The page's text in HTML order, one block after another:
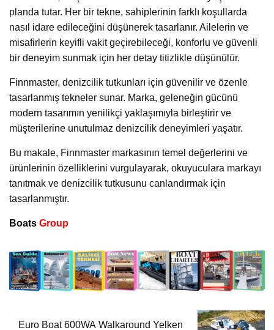
planda tutar. Her bir tekne, sahiplerinin farklı koşullarda
nasıl idare edileceğini düşünerek tasarlanır. Ailelerin ve
misafirlerin keyifli vakit geçirebileceği, konforlu ve güvenli
bir deneyim sunmak için her detay titizlikle düşünülür.
Finnmaster, denizcilik tutkunları için güvenilir ve özenle
tasarlanmış tekneler sunar. Marka, geleneğin gücünü
modern tasarımın yenilikçi yaklaşımıyla birleştirir ve
müşterilerine unutulmaz denizcilik deneyimleri yaşatır.
Bu makale, Finnmaster markasının temel değerlerini ve
ürünlerinin özelliklerini vurgulayarak, okuyuculara markayı
tanıtmak ve denizcilik tutkusunu canlandırmak için
tasarlanmıştır.
Boats Group
Euro Boat 600WA Walkaround Yelken